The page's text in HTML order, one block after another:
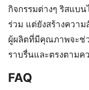
กิจกรรมต่างๆ ริสแบน
ร่วม แต่ยังสร้างควา
ผู้ผลิตที่มีคุณภาพจะช่
ราบรื่นและตรงตามค
FAQ